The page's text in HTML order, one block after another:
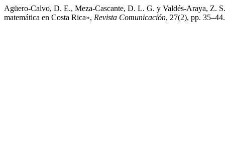
Agüero-Calvo, D. E., Meza-Cascante, D. L. G. y Valdés-Araya, Z.
matemática en Costa Rica», Revista Comunicación, 27(2), pp.